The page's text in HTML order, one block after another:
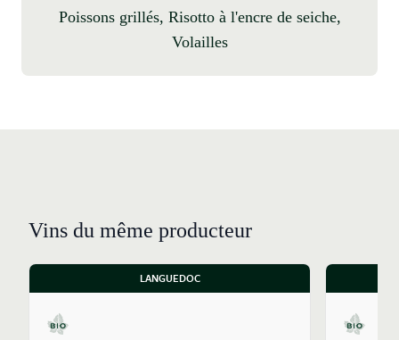
Poissons grillés, Risotto à l'encre de seiche,
Volailles
Vins du même producteur
LANGUEDOC